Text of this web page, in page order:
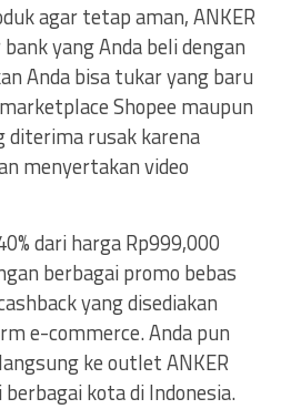
agar tetap aman, ANKER
yang Anda beli dengan
Anda bisa tukar yang baru
Shopee maupun
diterima rusak karena
menyertakan video
dari harga Rp999,000
berbagai promo bebas
yang disediakan
e-commerce. Anda pun
ke outlet ANKER
kota di Indonesia.